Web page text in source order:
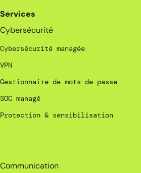
Services
Cybersécurité
Cybersécurité managée
VPN
Gestionnaire de mots de passe
SOC managé
Protection & sensibilisation
Communication